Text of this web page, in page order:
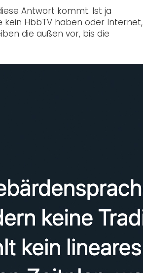
Antwort kommt. Ist ja
kein HbbTV haben oder Internet,
die außen vor, bis die